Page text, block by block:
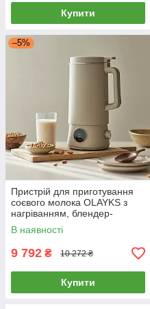
Купити
–5%
Пристрій для приготування
соєвого молока OLAYKS з
нагріванням, блендер-
соєварка, 1 л
В наявності
9 792 ₴ 10 272 ₴
Купити